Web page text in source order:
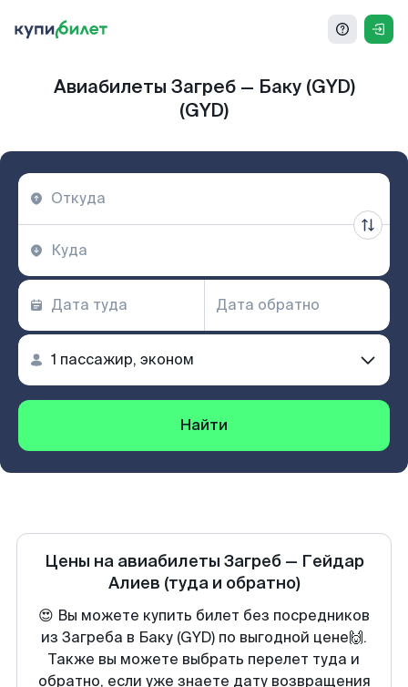
Авиабилеты Загреб — Баку (GYD)
(GYD)
Найти
Цены на авиабилеты Загреб— Гейдар
Алиев (туда и обратно)
😍 Вы можете купить билет без посредников
из Загреба в Баку (GYD) по выгодной цене🙌.
Также вы можете выбрать перелет туда и
обратно, если уже знаете дату возвращения